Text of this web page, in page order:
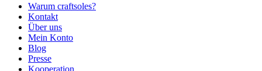
Warum craftsoles?
Kontakt
Über uns
Mein Konto
Blog
Presse
Kooperation